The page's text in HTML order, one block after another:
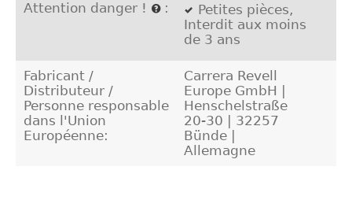
Attention danger ! :
Petites pièces,
Interdit aux moins
de 3 ans
Fabricant /
Distributeur /
Personne responsable
dans l'Union
Européenne:
Carrera Revell
Europe GmbH |
Henschelstraße
20-30 | 32257
Bünde |
Allemagne